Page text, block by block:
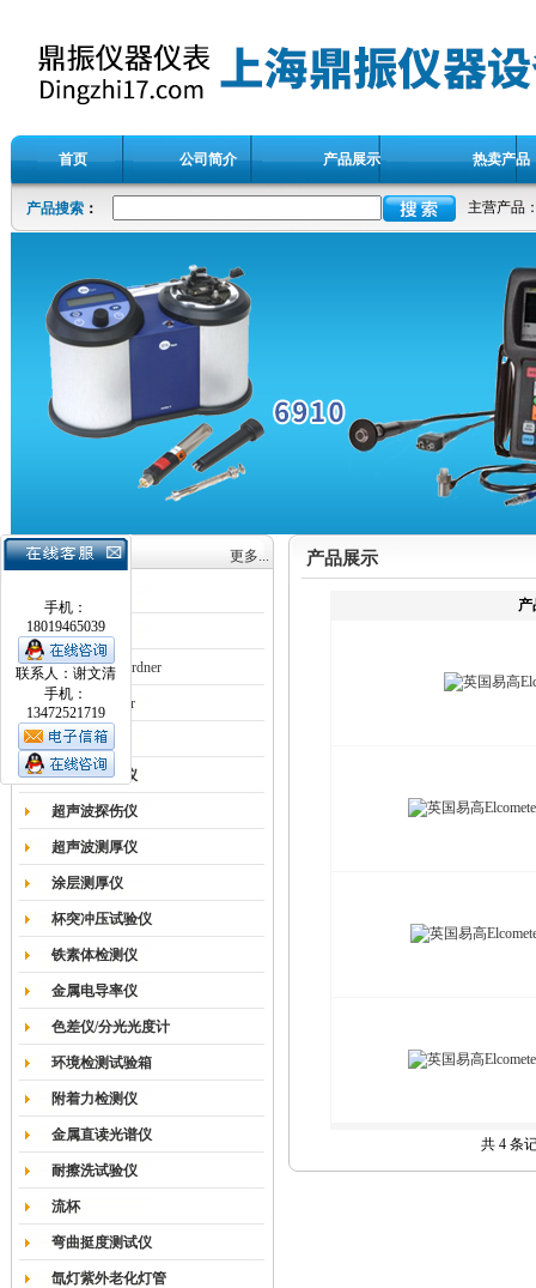
首页 公司简介 产品展示 热卖产品
产品搜索： 主营产品
手机：
18019465039
联系人：谢文清
手机：
13472521719
产品目录 更多...
德国Erichsen
德国BYK-Gardner
英国Elcometer
耐磨试验机
色差仪光泽仪
超声波探伤仪
超声波测厚仪
涂层测厚仪
杯突冲压试验仪
铁素体检测仪
金属电导率仪
色差仪/分光光度计
环境检测试验箱
附着力检测仪
金属直读光谱仪
耐擦洗试验仪
流杯
弯曲挺度测试仪
氙灯紫外老化灯管
产品展示
产
共 4 条